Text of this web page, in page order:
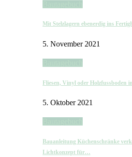
Mit Stelzlagern ebenerdig ins
5. November 2021
Fliesen, Vinyl oder Holzfussboden
5. Oktober 2021
Bauanleitung Küchenschränke
Lichtkonzept für…